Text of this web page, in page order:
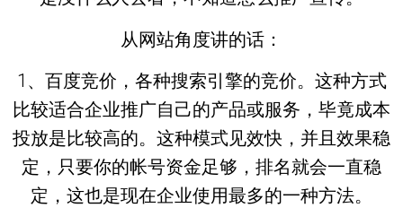
从网站角度讲的话：
1、百度竞价，各种搜索引擎的竞价。这种方式
比较适合企业推广自己的产品或服务，毕竟成本
投放是比较高的。这种模式见效快，并且效果稳
定，只要你的帐号资金足够，排名就会一直稳
定，这也是现在企业使用最多的一种方法。